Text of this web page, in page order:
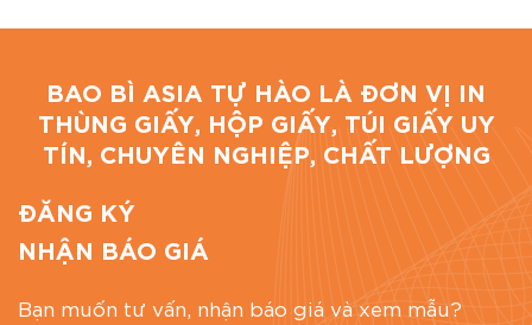
BAO BÌ ASIA TỰ HÀO LÀ ĐƠN VỊ IN
THÙNG GIẤY, HỘP GIẤY, TÚI GIẤY UY
TÍN, CHUYÊN NGHIỆP, CHẤT LƯỢNG
ĐĂNG KÝ
NHẬN BÁO GIÁ
Bạn muốn tư vấn, nhận báo giá và xem mẫu?